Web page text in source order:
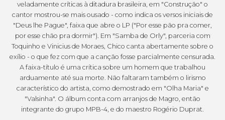
veladamente críticas à ditadura brasileira, em "Construção" o
cantor mostrou-se mais ousado - como indica os versos iniciais de
"Deus lhe Pague", faixa que abre o LP ("Por esse pão pra comer,
por esse chão pra dormir"). Em "Samba de Orly", parceria com
Toquinho e Vinicius de Moraes, Chico canta abertamente sobre o
exílio - o que fez com que a canção fosse parcialmente censurada.
A faixa-título é uma crítica sobre um homem que trabalhou
arduamente até sua morte. Não faltaram também o lirismo
característico do artista, como demostrado em "Olha Maria" e
"Valsinha". O álbum conta com arranjos de Magro, então
integrante do grupo MPB-4, e do maestro Rogério Duprat.